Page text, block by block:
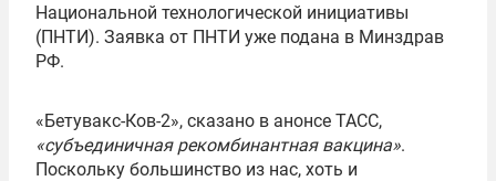
Национальной технологической инициативы
(ПНТИ). Заявка от ПНТИ уже подана в Минздрав
РФ.
«Бетувакс-Ков-2», сказано в анонсе ТАСС,
«субъединичная рекомбинантная вакцина».
Поскольку большинство из нас, хоть и